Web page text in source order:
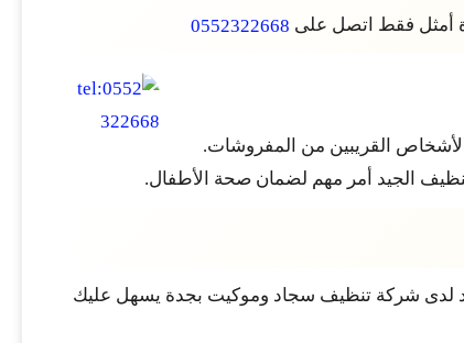
أمثل فقط اتصل على 0552322668
والأشخاص القريبين من المفروشات.
الجيد أمر مهم لضمان صحة الأطفال.
لدى شركة تنظيف سجاد وموكيت بجدة يسهل عليك